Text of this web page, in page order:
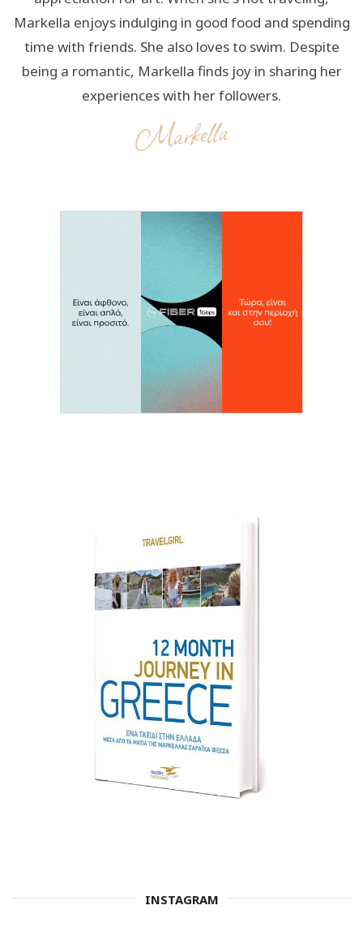
Markella enjoys indulging in good food and spending
time with friends. She also loves to swim. Despite
being a romantic, Markella finds joy in sharing her
experiences with her followers.
INSTAGRAM